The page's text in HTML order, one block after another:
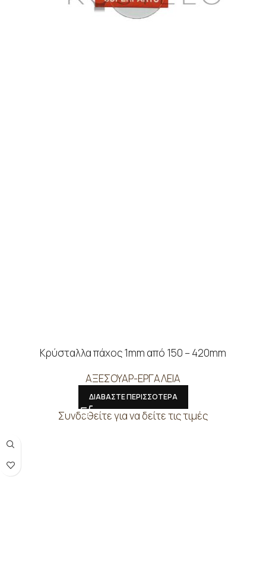
Κρύσταλλα πάχος 1mm από 150 – 420mm
ΑΞΕΣΟΥΑΡ-ΕΡΓΑΛΕΙΑ
ΔΙΑΒΑΣΤΕ ΠΕΡΙΣΣΟΤΕΡΑ
Συνδεθείτε για να δείτε τις τιμές